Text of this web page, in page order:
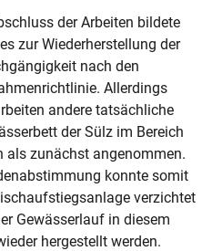
der Arbeiten bildete
zur Wiederherstellung der
nach den
Allerdings
andere tatsächliche
der Sülz im Bereich
als zunächst angenommen.
konnte somit
verzichtet
Gewässerlauf in diesem
hergestellt werden.